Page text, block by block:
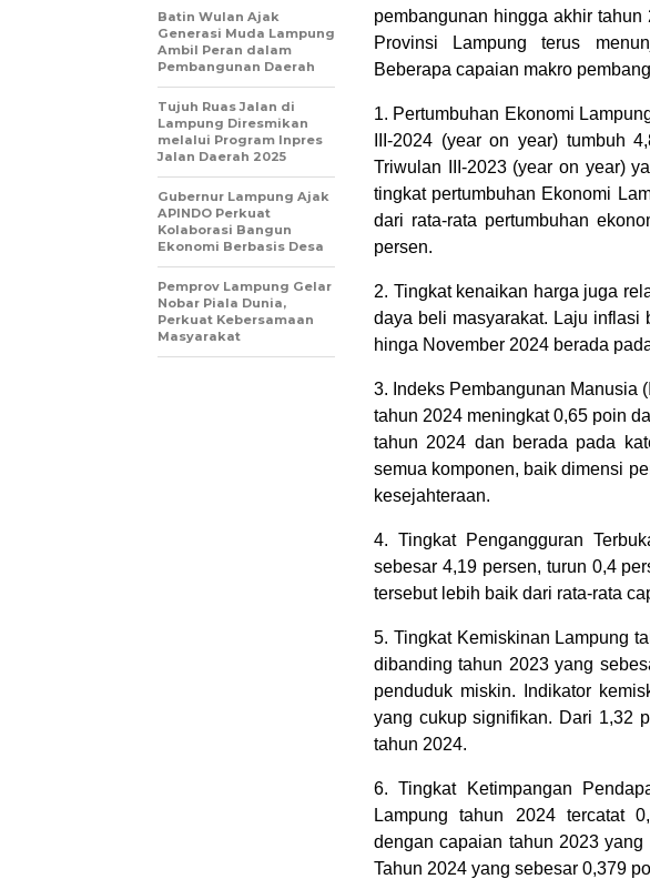
pembangunan hingga akhir
Provinsi Lampung terus
Beberapa capaian makro
1. Pertumbuhan Ekonomi
III-2024 (year on year) tumbuh
Triwulan III-2023 (year on year)
tingkat pertumbuhan Ekonomi
dari rata-rata pertumbuhan
persen.
2. Tingkat kenaikan harga juga
daya beli masyarakat. Laju inflasi
hinga November 2024 berada
3. Indeks Pembangunan Manusia
tahun 2024 meningkat 0,65 poin
tahun 2024 dan berada pada
semua komponen, baik dimensi
kesejahteraan.
4. Tingkat Pengangguran
sebesar 4,19 persen, turun 0,4
tersebut lebih baik dari rata-rata
5. Tingkat Kemiskinan Lampung
dibanding tahun 2023 yang
penduduk miskin. Indikator
yang cukup signifikan. Dari 1,32
tahun 2024.
6. Tingkat Ketimpangan
Lampung tahun 2024 tercatat
dengan capaian tahun 2023 yang
Tahun 2024 yang sebesar 0,379
Batin Wulan Ajak
Generasi Muda Lampung
Ambil Peran dalam
Pembangunan Daerah
Tujuh Ruas Jalan di
Lampung Diresmikan
melalui Program Inpres
Jalan Daerah 2025
Gubernur Lampung Ajak
APINDO Perkuat
Kolaborasi Bangun
Ekonomi Berbasis Desa
Pemprov Lampung Gelar
Nobar Piala Dunia,
Perkuat Kebersamaan
Masyarakat